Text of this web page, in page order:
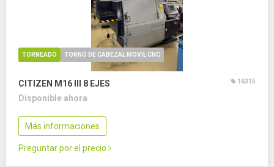
TORNEADO TORNO DE CABEZAL MOVIL CNC
CITIZEN M16 III 8 EJES 16315
Disponible ahora
Más informaciones
Preguntar por el precio